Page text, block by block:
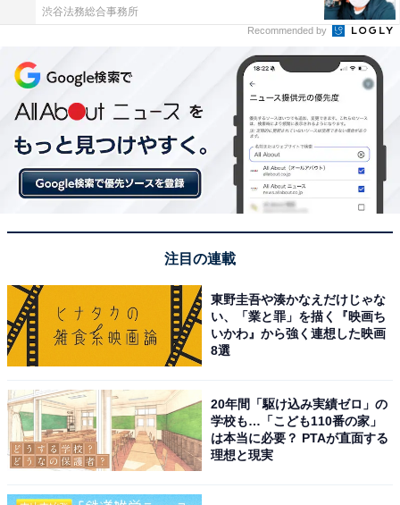
渋谷法務総合事務所
Recommended by
注目の連載
東野圭吾や湊かなえだけじゃな
い、「業と罪」を描く『映画ち
いかわ』から強く連想した映画
8選
20年間「駆け込み実績ゼロ」の
学校も…「こども110番の家」
は本当に必要？ PTAが直面する
理想と現実